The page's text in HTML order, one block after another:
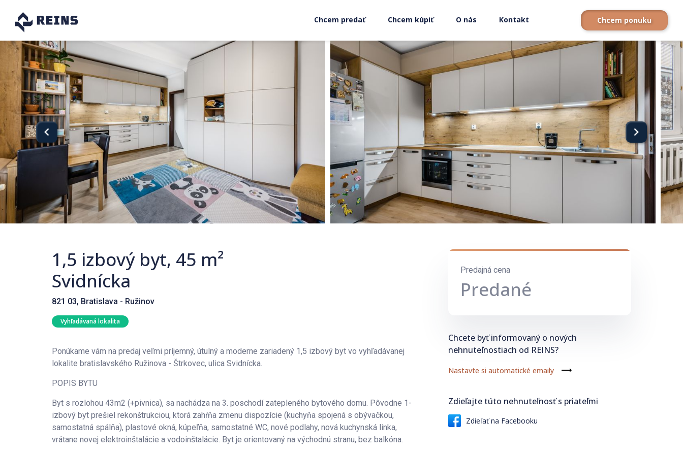
Chcem predať Chcem kúpiť O nás Kontakt Chcem ponuku
1,5 izbový byt, 45 m²
Svidnícka
821 03, Bratislava - Ružinov
Vyhľadávaná lokalita
Ponúkame vám na predaj veľmi príjemný, útulný a moderne zariadený 1,5 izbový byt vo vyhľadávanej
lokalite bratislavského Ružinova - Štrkovec, ulica Svidnícka.
POPIS BYTU
Byt s rozlohou 43m2 (+pivnica), sa nachádza na 3. poschodí zatepleného bytového domu. Pôvodne 1-
izbový byt prešiel rekonštrukciou, ktorá zahŕňa zmenu dispozície (kuchyňa spojená s obývačkou,
samostatná spálňa), plastové okná, kúpeľňa, samostatné WC, nové podlahy, nová kuchynská linka,
vrátane novej elektroinštalácie a vodoinštalácie. Byt je orientovaný na východnú stranu, bez balkóna.
Predajná cena
Predané
Chcete byť informovaný o nových
nehnuteľnostiach od REINS?
Nastavte si automatické emaily
Zdieľajte túto nehnuteľnosť s priateľmi
Zdieľať na Facebooku